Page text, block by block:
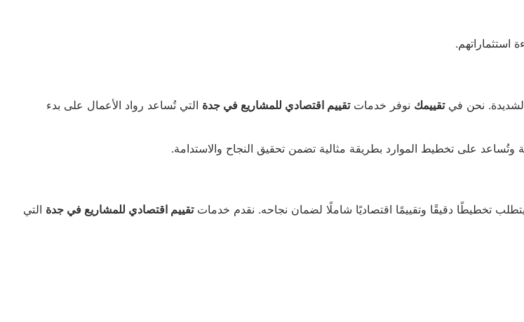
استثماراتهم.
الشديدة. نحن فيتقييمك نوفر خدماتتقييم اقتصادي للمشاريع في جدة التي تُساعد رواد الأعمال على بدء
على تخطيط الموارد بطريقة مثالية تضمن تحقيق النجاح والاستدامة.
تخطيطًا دقيقًا وتقييمًا اقتصاديًا شاملًا لضمان نجاحه. نقدم خدماتتقييم اقتصادي للمشاريع في جدة التي